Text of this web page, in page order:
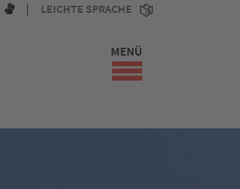
LEICHTE SPRACHE
MENÜ